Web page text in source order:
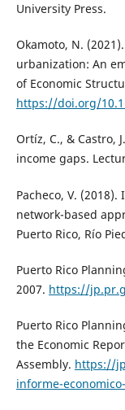
University Press.
Okamoto, N.
urbanization: An
of Economic
https://doi.org/
Ortíz, C., & Castro,
income gaps.
Pacheco, V.
network-based
Puerto Rico, Río
Puerto Rico
2007. https://
Puerto Rico
the Economic
Assembly. https://
informe-